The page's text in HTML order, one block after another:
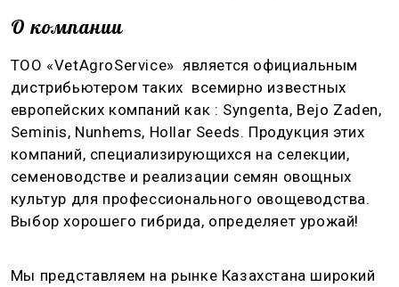
О компании
ТОО «VetAgroService» является официальным
дистрибьютером таких всемирно известных
европейских компаний как : Syngenta, Bejo Zaden,
Seminis, Nunhems, Hollar Seeds. Продукция этих
компаний, специализирующихся на селекции,
семеноводстве и реализации семян овощных
культур для профессионального овощеводства.
Выбор хорошего гибрида, определяет урожай!
Мы представляем на рынке Казахстана широкий